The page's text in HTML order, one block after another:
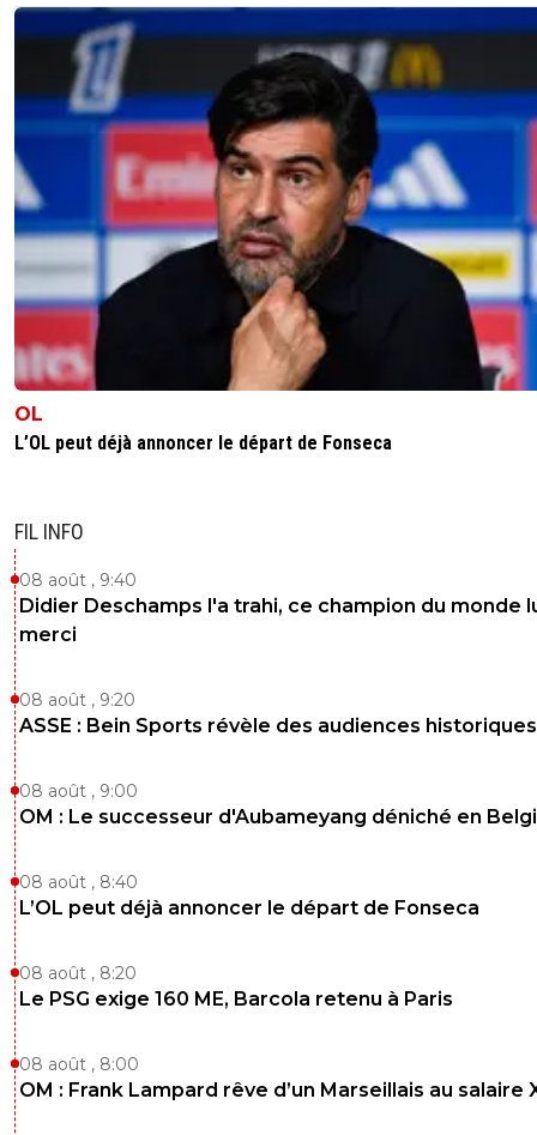
OL
L’OL peut déjà annoncer le départ de Fonseca
FIL INFO
08 août , 9:40
Didier Deschamps l'a trahi, ce champion du monde
merci
08 août , 9:20
ASSE : Bein Sports révèle des audiences historiques
08 août , 9:00
OM : Le successeur d'Aubameyang déniché en
08 août , 8:40
L’OL peut déjà annoncer le départ de Fonseca
08 août , 8:20
Le PSG exige 160 ME, Barcola retenu à Paris
08 août , 8:00
OM : Frank Lampard rêve d’un Marseillais au salaire